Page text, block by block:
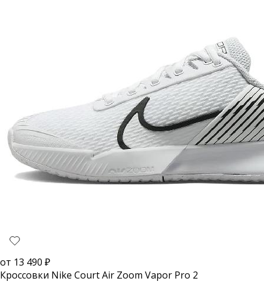
от 13 490 ₽
Кроссовки Nike Court Air Zoom Vapor Pro 2